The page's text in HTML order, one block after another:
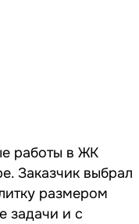
работы в ЖК
Заказчик выбрал
размером
задачи и с